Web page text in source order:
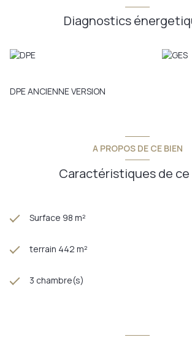
Diagnostics
DPE ANCIENNE VERSION
A PROPOS DE CE BIEN
Caractéristiques de ce
Surface 98 m²
terrain 442 m²
3 chambre(s)